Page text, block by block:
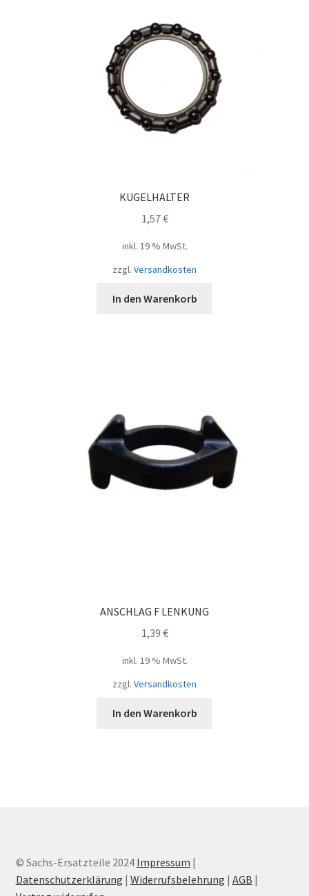
KUGELHALTER
1,57€
inkl. 19 % MwSt.
zzgl. Versandkosten
In den Warenkorb
ANSCHLAG F LENKUNG
1,39 €
inkl. 19 % MwSt.
zzgl. Versandkosten
In den Warenkorb
© Sachs-Ersatzteile 2024 Impressum |
Datenschutzerklärung | Widerrufsbelehrung | AGB |